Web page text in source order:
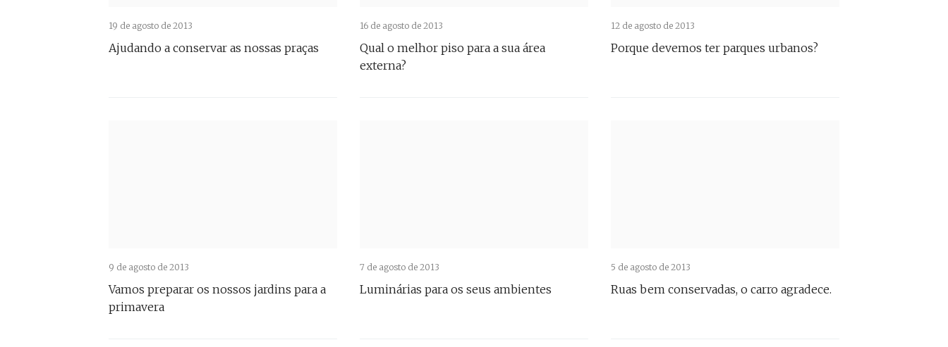
19 de agosto de 2013
Ajudando a conservar as nossas praças
16 de agosto de 2013
Qual o melhor piso para a sua área
externa?
12 de agosto de 2013
Porque devemos ter parques urbanos?
9 de agosto de 2013
Vamos preparar os nossos jardins para a
primavera
7 de agosto de 2013
Luminárias para os seus ambientes
5 de agosto de 2013
Ruas bem conservadas, o carro agradece.